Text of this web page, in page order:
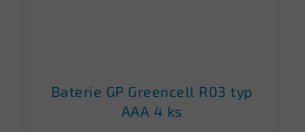
Baterie GP Greencell R03 typ
AAA 4 ks